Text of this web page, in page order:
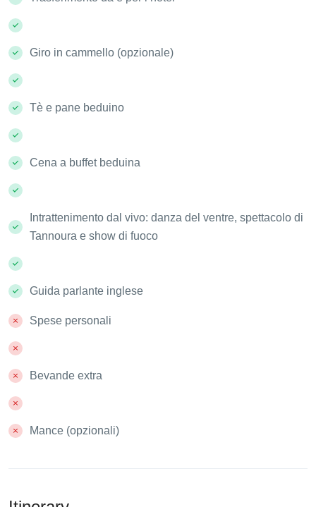
Giro in cammello (opzionale)
Tè e pane beduino
Cena a buffet beduina
Intrattenimento dal vivo: danza del ventre, spettacolo di
Tannoura e show di fuoco
Guida parlante inglese
Spese personali
Bevande extra
Mance (opzionali)